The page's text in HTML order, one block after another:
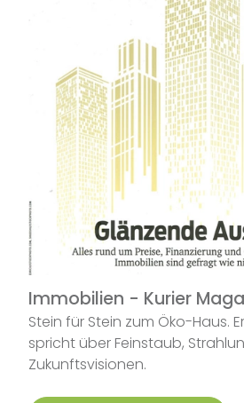
Immobilien - Kurier
Stein für Stein zum Öko-Haus.
spricht über Feinstaub,
Zukunftsvisionen.